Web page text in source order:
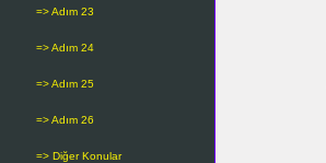
=> Adım 23
=> Adım 24
=> Adım 25
=> Adım 26
=> Diğer Konular